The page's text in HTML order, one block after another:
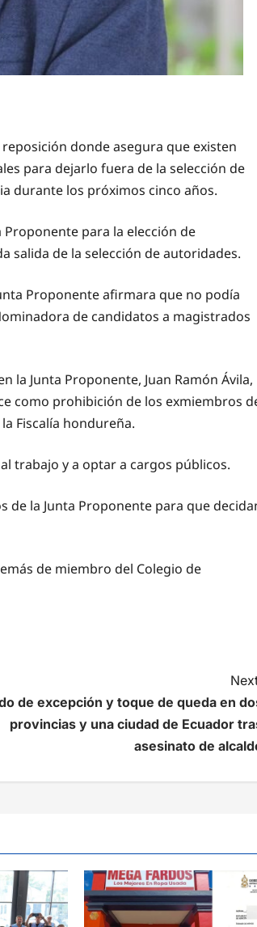
donde asegura que existen
para dejarlo fuera de la selección de
durante los próximos cinco años.
para la elección de
salida de la selección de autoridades.
Proponente afirmara que no podía
de candidatos a magistrados
la Junta Proponente, Juan Ramón Ávila,
como prohibición de los exmiembros
Fiscalía hondureña.
trabajo y a optar a cargos públicos.
de la Junta Proponente para que
de miembro del Colegio de
de excepción y toque de queda en
provincias y una ciudad de Ecuador
asesinato de